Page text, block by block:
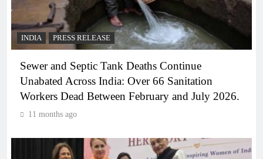
INDIA PRESS RELEASE
Sewer and Septic Tank Deaths Continue
Unabated Across India: Over 66 Sanitation
Workers Dead Between February and July 2026.
11 months ago